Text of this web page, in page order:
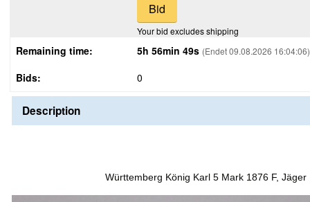
Your bid excludes shipping
Remaining time: 5h 56min 48s (Endet 09.08.2026 16:04:06)
Bids: 0
Description
Württemberg König Karl 5 Mark 1876 F,